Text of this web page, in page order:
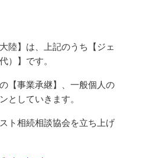
陸】は、上記のうち【ジェ
）】です。
【事業承継】、一般個人の
としていきます。
ト相続相談協会を立ち上げ